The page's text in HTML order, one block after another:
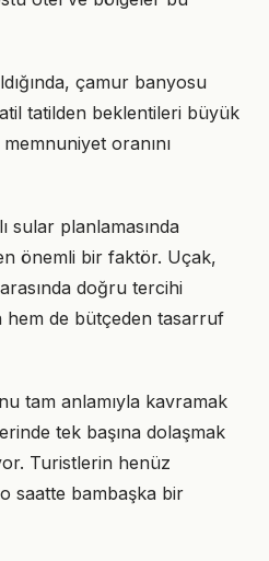
çamur banyosu
tatilden beklentileri büyük
oranını
sular planlamasında
önemli bir faktör. Uçak,
doğru tercihi
hem de bütçeden tasarruf
tam anlamıyla kavramak
tek başına dolaşmak
Turistlerin henüz
saatte bambaşka bir